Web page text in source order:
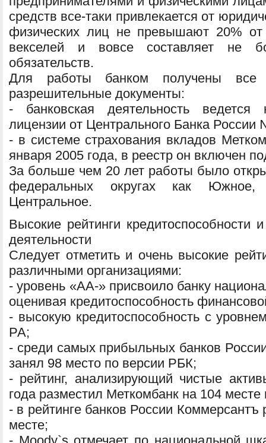
средств все-таки привлекается от
физических лиц не превышают 20% от
векселей и вовсе составляет не
обязательств.
Для работы банком получены все
разрешительные документы:
- банковская деятельность ведется
лицензии от Центрального Банка России
- в системе страхования вкладов
января 2005 года, в реестр он включен
За больше чем 20 лет работы было
федеральных округах как Южное,
Центральное.
Высокие рейтинги кредитоспособности
деятельности
Следует отметить и очень высокие
различными организациями:
- уровень «АА-» присвоило банку
оценивая кредитоспособность
- высокую кредитоспособность с
РА;
- среди самых прибыльных банков
занял 98 место по версии РБК;
- рейтинг, анализирующий чистые
года разместил Меткомбанк на 104
- в рейтинге банков России
месте;